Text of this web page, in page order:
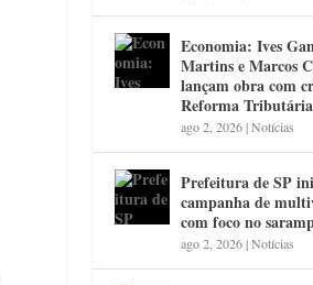
Economia: Ives
Martins e Marcos
lançam obra com
Reforma Tributária
ago 2, 2026|Notícias
Prefeitura de SP
campanha de
com foco no
ago 2, 2026|Notícias